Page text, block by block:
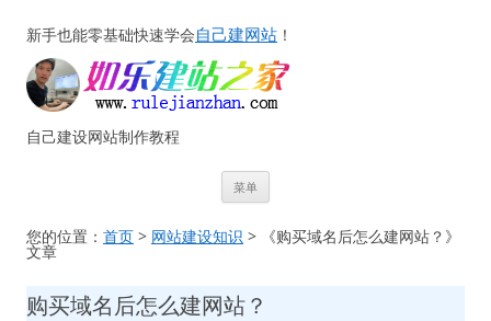
新手也能零基础快速学会自己建网站 ！
自己建设网站制作教程
菜单
文
您的位置： 首页 > 网站建设知识 > 《购买域名后怎么建网站？》
文章
购买域名后怎么建网站？